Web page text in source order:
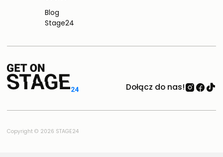
Blog
Stage24
Dołącz do nas!
Copyright © 2026 STAGE24